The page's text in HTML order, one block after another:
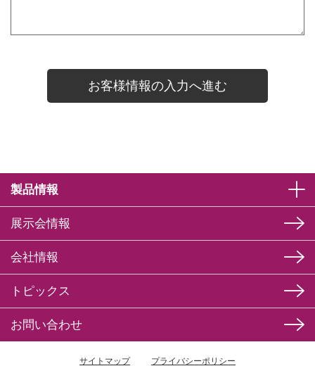
製品情報
展示会情報
会社情報
トピックス
お問い合わせ
サイトマップ プライバシーポリシー